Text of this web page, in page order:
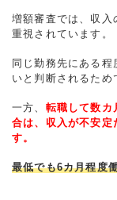
増額審査では、収入
重視されています。
同じ勤務先にある
いと判断されるため
一方、 転職して数カ
合は、収入が不安定
す。
最低でも6カ月程度